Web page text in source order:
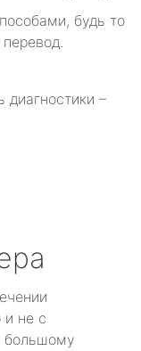
будь то
диагностики –
и не с
большому